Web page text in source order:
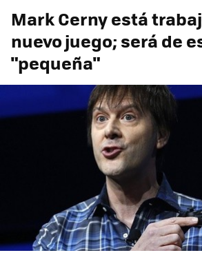
Mark Cerny está
nuevo juego; será de
"pequeña"